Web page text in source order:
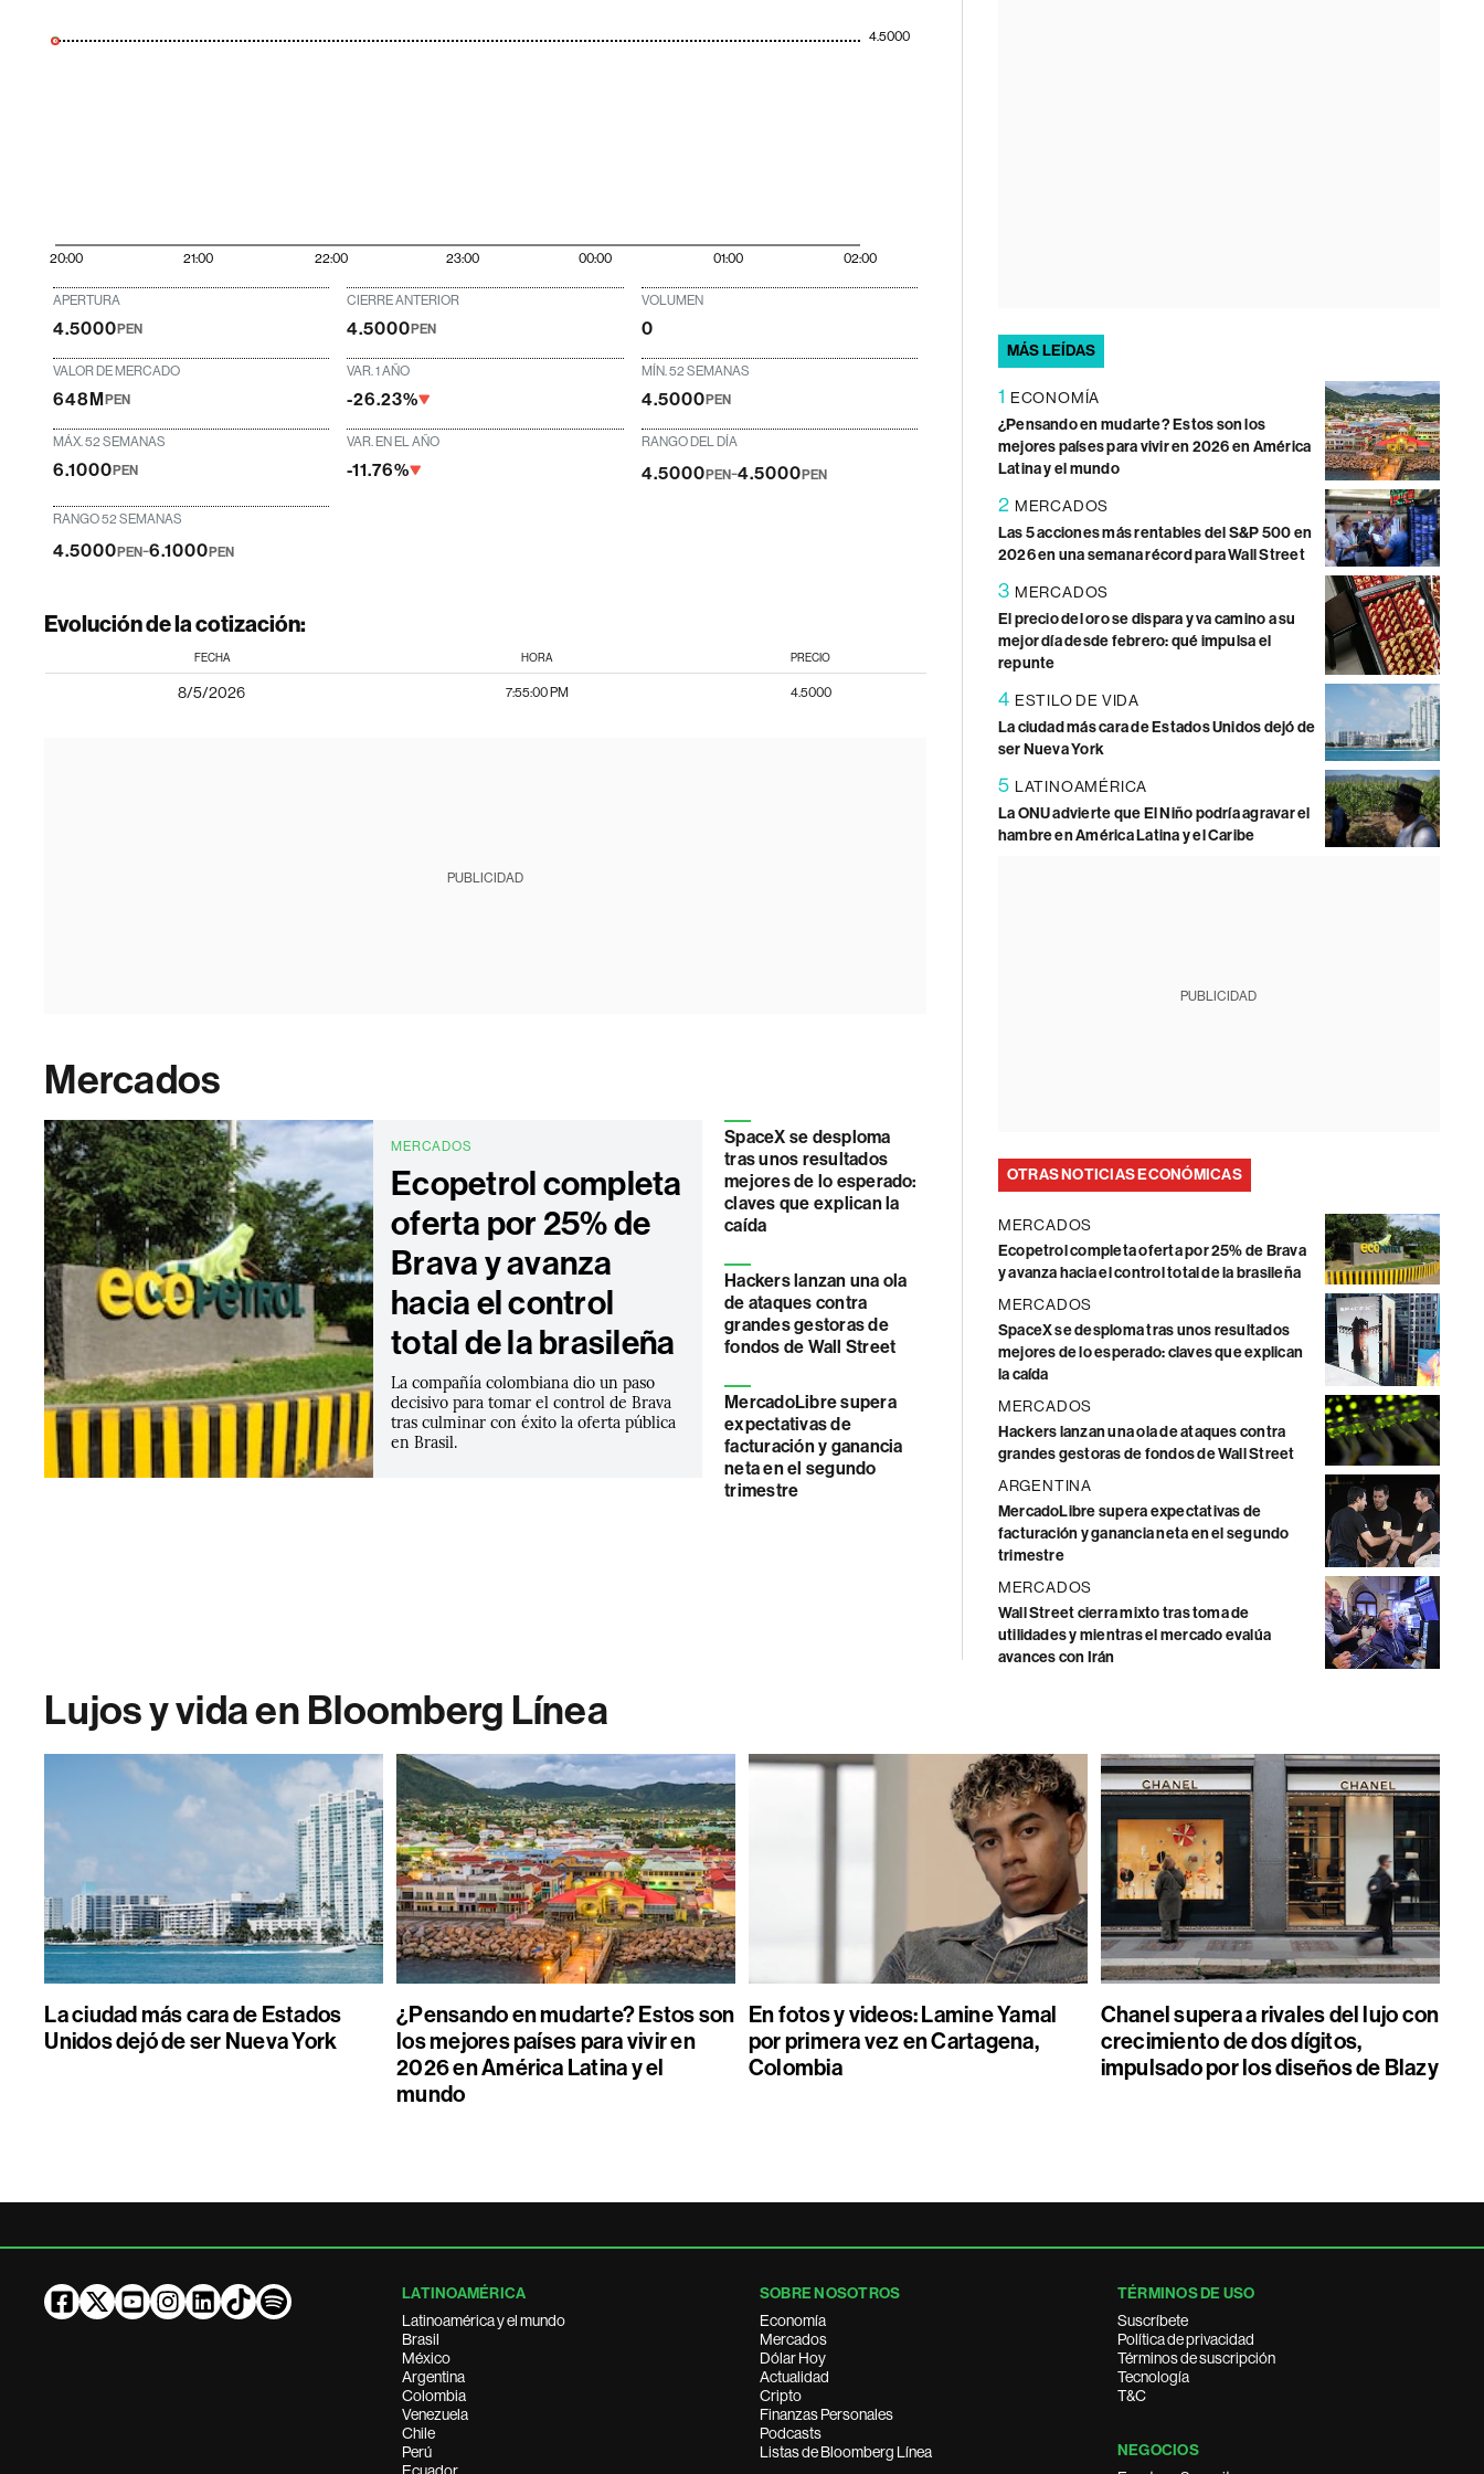
20:00 21:00 22:00 23:00 00:00 01:00 02:00
4.5000
APERTURA
4.5000PEN
CIERRE ANTERIOR
4.5000PEN
VOLUMEN
0
VALOR DE MERCADO
648MPEN
VAR. 1 AÑO
-26.23%
MÍN. 52 SEMANAS
4.5000PEN
MÁX. 52 SEMANAS
6.1000PEN
VAR. EN EL AÑO
-11.76%
RANGO DEL DÍA
4.5000 PEN-4.5000 PEN
RANGO 52 SEMANAS
4.5000PEN-6.1000PEN
Evolución de la cotización:
FECHA HORA PRECIO
8/5/2026 7:55:00 PM 4.5000
PUBLICIDAD
Mercados
MERCADOS
Ecopetrol completa
oferta por 25% de
Brava y avanza
hacia el control
total de la brasileña
La compañía colombiana dio un paso
decisivo para tomar el control de Brava
tras culminar con éxito la oferta pública
en Brasil.
SpaceX se desploma
tras unos resultados
mejores de lo esperado:
claves que explican la
caída
Hackers lanzan una ola
de ataques contra
grandes gestoras de
fondos de Wall Street
MercadoLibre supera
expectativas de
facturación y ganancia
neta en el segundo
trimestre
MÁS LEÍDAS
1 ECONOMÍA
¿Pensando en mudarte? Estos son los
mejores países para vivir en 2026 en América
Latina y el mundo
2 MERCADOS
Las 5 acciones más rentables del S&P 500 en
2026 en una semana récord para Wall Street
3 MERCADOS
El precio del oro se dispara y va camino a su
mejor día desde febrero: qué impulsa el
repunte
4 ESTILO DE VIDA
La ciudad más cara de Estados Unidos dejó de
ser Nueva York
5 LATINOAMÉRICA
La ONU advierte que El Niño podría agravar el
hambre en América Latina y el Caribe
PUBLICIDAD
OTRAS NOTICIAS ECONÓMICAS
MERCADOS
Ecopetrol completa oferta por 25% de Brava
y avanza hacia el control total de la brasileña
MERCADOS
SpaceX se desploma tras unos resultados
mejores de lo esperado: claves que explican
la caída
MERCADOS
Hackers lanzan una ola de ataques contra
grandes gestoras de fondos de Wall Street
ARGENTINA
MercadoLibre supera expectativas de
facturación y ganancia neta en el segundo
trimestre
MERCADOS
Wall Street cierra mixto tras toma de
utilidades y mientras el mercado evalúa
avances con Irán
Lujos y vida en Bloomberg Línea
La ciudad más cara de Estados
Unidos dejó de ser Nueva York
¿Pensando en mudarte? Estos son
los mejores países para vivir en
2026 en América Latina y el
mundo
En fotos y videos: Lamine Yamal
por primera vez en Cartagena,
Colombia
Chanel supera a rivales del lujo con
crecimiento de dos dígitos,
impulsado por los diseños de Blazy
LATINOAMÉRICA
Latinoamérica y el mundo
Brasil
México
Argentina
Colombia
Venezuela
Chile
Perú
SOBRE NOSOTROS
Economía
Mercados
Dólar Hoy
Actualidad
Cripto
Finanzas Personales
Podcasts
Listas de Bloomberg Línea
TÉRMINOS DE USO
Suscríbete
Política de privacidad
Términos de suscripción
Tecnología
T&C
NEGOCIOS